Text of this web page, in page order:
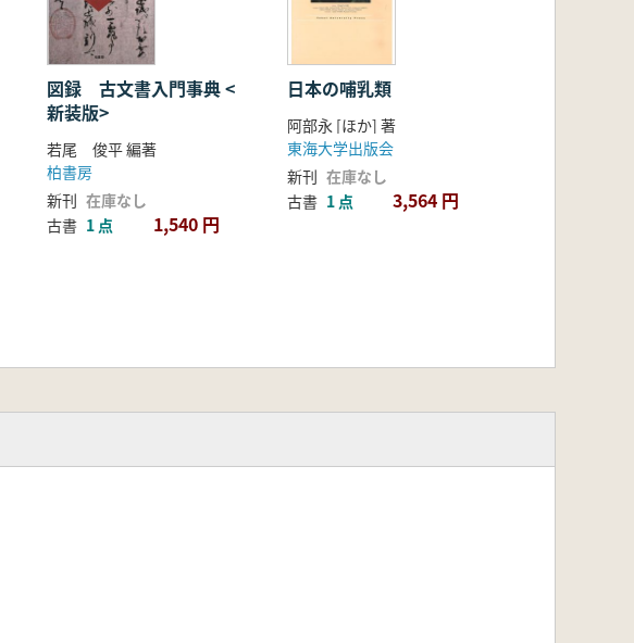
図録 古文書入門事典 <
新装版>
若尾 俊平 編著
柏書房
新刊 在庫なし
古書 1 点 1,540 円
日本の哺乳類
阿部永 [ほか] 著
東海大学出版会
新刊 在庫なし
古書 1 点 3,564 円